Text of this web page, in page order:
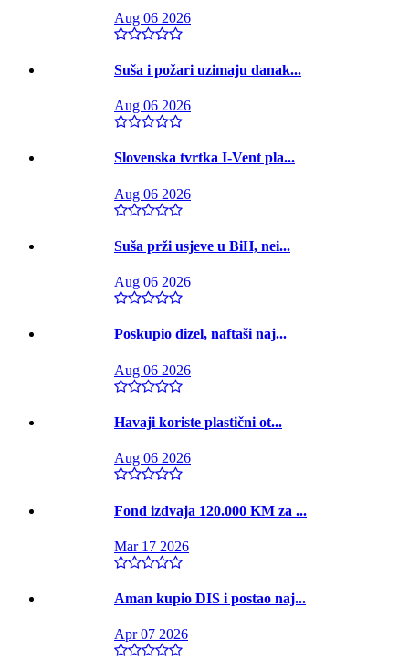
Aug 06 2026
Suša i požari uzimaju danak...
Aug 06 2026
Slovenska tvrtka I-Vent pla...
Aug 06 2026
Suša prži usjeve u BiH, nei...
Aug 06 2026
Poskupio dizel, naftaši naj...
Aug 06 2026
Havaji koriste plastični ot...
Aug 06 2026
Fond izdvaja 120.000 KM za ...
Mar 17 2026
Aman kupio DIS i postao naj...
Apr 07 2026